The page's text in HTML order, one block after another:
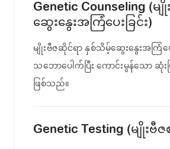
Genetic Counseling (
ဆွေးနွေးအကြံပေးခြင်း)
မျိုးဗီဇဆိုင်ရာ နှစ်သိမ့်ဆွေးနွေးအကြံပ
သဘောပေါက်ပြီး ကောင်းမွန်သော
ဖြစ်သည်။
Genetic Testing (မျိုးဗီဇ